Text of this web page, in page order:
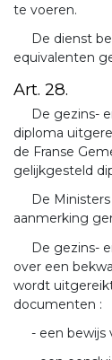
te voeren.
De dienst
equivalenten
Art. 28.
De gezins-
diploma
de Franse
gelijkgesteld
De
aanmerking
De gezins-
over een
wordt
documenten :
- een bewijs